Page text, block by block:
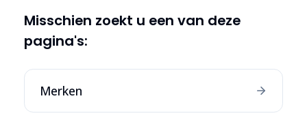
Misschien zoekt u een van deze
pagina's:
Merken